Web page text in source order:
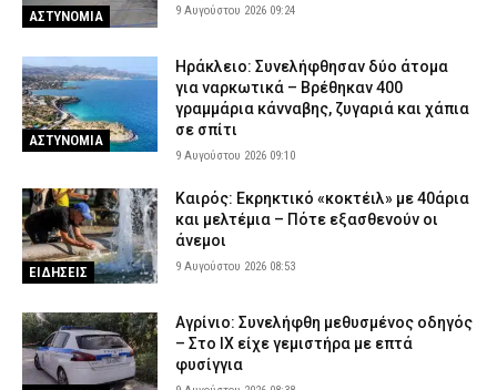
ΕΦΕΤ: Ανακαλείται παρτίδα γνωστής μαρμελάδας – Τι πρέπει να
ΕΙΔΗΣΕΙΣ 8 Αυγούστου 2026 18:40
Λευκάδα και Κέρκυρα: Τέσσερις άνδρες συνελήφθησαν για
κατοχή ναρκωτικών
ΑΣΤΥΝΟΜΙΑ 8 Αυγούστου 2026 18:27
ΑΣΤΥΝΟΜΙΑ 9 Αυγούστου 2026 09:24
ΑΣΤΥΝΟΜΙΑ
Ηράκλειο: Συνελήφθησαν δύο άτομα
για ναρκωτικά – Βρέθηκαν 400
γραμμάρια κάνναβης, ζυγαριά και χάπια
σε σπίτι
9 Αυγούστου 2026 09:10
ΕΙΔΗΣΕΙΣ
Καιρός: Eκρηκτικό «κοκτέιλ» με 40άρια
και μελτέμια – Πότε εξασθενούν οι
άνεμοι
9 Αυγούστου 2026 08:53
Αγρίνιο: Συνελήφθη μεθυσμένος οδηγός
– Στο ΙΧ είχε γεμιστήρα με επτά
φυσίγγια